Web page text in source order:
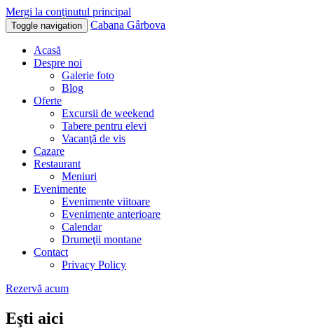
Mergi la conţinutul principal
Toggle navigation Cabana Gârbova
Acasă
Despre noi
Galerie foto
Blog
Oferte
Excursii de weekend
Tabere pentru elevi
Vacanţă de vis
Cazare
Restaurant
Meniuri
Evenimente
Evenimente viitoare
Evenimente anterioare
Calendar
Drumeţii montane
Contact
Privacy Policy
Rezervă acum
Eşti aici